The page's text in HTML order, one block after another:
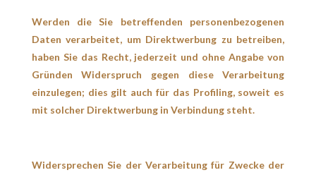
Werden die Sie betreffenden personenbezogenen
Daten verarbeitet, um Direktwerbung zu betreiben,
haben Sie das Recht, jederzeit und ohne Angabe von
Gründen Widerspruch gegen diese Verarbeitung
einzulegen; dies gilt auch für das Profiling, soweit es
mit solcher Direktwerbung in Verbindung steht.
Widersprechen Sie der Verarbeitung für Zwecke der